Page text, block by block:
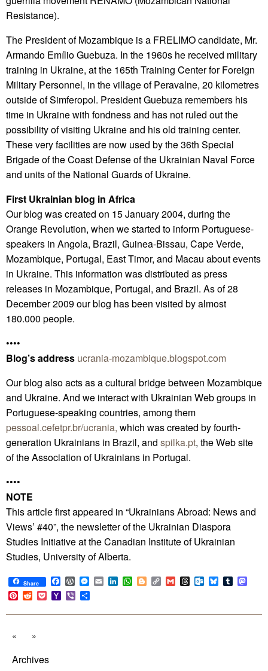
Resistance).
The President of Mozambique is a FRELIMO candidate, Mr.
Armando Emílio Guebuza. In the 1960s he received military
training in Ukraine, at the 165th Training Center for Foreign
Military Personnel, in the village of Peravalne, 20 kilometres
outside of Simferopol. President Guebuza remembers his
time in Ukraine with fondness and has not ruled out the
possibility of visiting Ukraine and his old training center.
These very facilities are now used by the 36th Special
Brigade of the Coast Defense of the Ukrainian Naval Force
and units of the National Guards of Ukraine.
First Ukrainian blog in Africa
Our blog was created on 15 January 2004, during the
Orange Revolution, when we started to inform Portuguese-
speakers in Angola, Brazil, Guinea-Bissau, Cape Verde,
Mozambique, Portugal, East Timor, and Macau about events
in Ukraine. This information was distributed as press
releases in Mozambique, Portugal, and Brazil. As of 28
December 2009 our blog has been visited by almost
180.000 people.
••••
Blog’s address ucrania-mozambique.blogspot.com
Our blog also acts as a cultural bridge between Mozambique
and Ukraine. And we interact with Ukrainian Web groups in
Portuguese-speaking countries, among them
pessoal.cefetpr.br/ucrania, which was created by fourth-
generation Ukrainians in Brazil, and spilka.pt, the Web site
of the Association of Ukrainians in Portugal.
••••
NOTE
This article first appeared in “Ukrainians Abroad: News and
Views’ #40”, the newsletter of the Ukrainian Diaspora
Studies Initiative at the Canadian Institute of Ukrainian
Studies, University of Alberta.
Share Facebook
WordPress
Messenger
EmailLinkedIn
WhatsApp
BloggerCopy
Link
GmailThreadsOutlook.com
BlueskyTumblr
Pinterest
RedditPocketYahoo
Mail
Viber
« »
Archives